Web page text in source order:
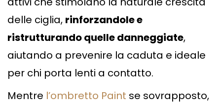
delle ciglia, rinforzandole e
ristrutturando quelle danneggiate,
aiutando a prevenire la caduta e ideale
per chi porta lenti a contatto.
Mentre l’ombretto Paint se sovrapposto,